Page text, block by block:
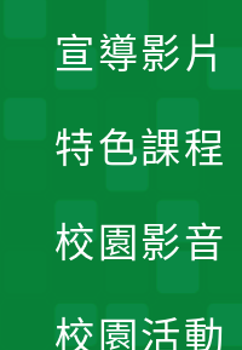
宣導影片
特色課程
校園影音
校園活動